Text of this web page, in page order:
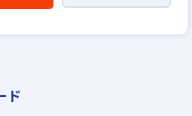
る書類選考
ド